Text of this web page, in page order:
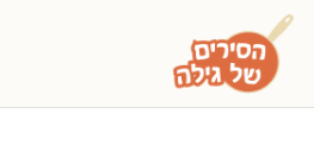
לדלג
לתוכן